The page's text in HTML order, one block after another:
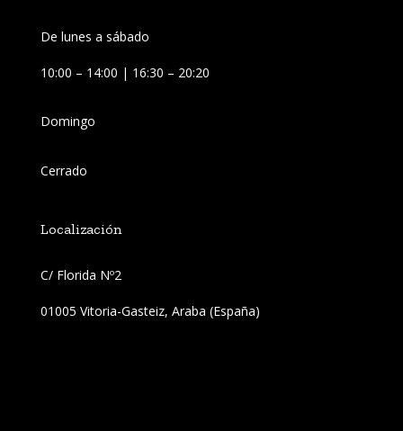
De lunes a sábado
10:00 – 14:00 | 16:30 – 20:20
Domingo
Cerrado
Localización
C/ Florida Nº2
01005 Vitoria-Gasteiz, Araba (España)